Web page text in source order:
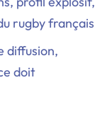
rugby français
diffusion,
doit